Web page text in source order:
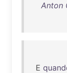
Anton
E